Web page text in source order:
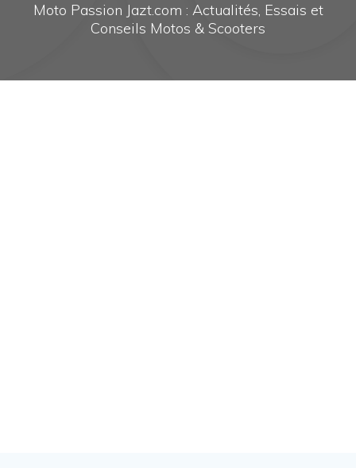
Moto Passion Jazt.com : Actualités, Essais et
Conseils Motos & Scooters